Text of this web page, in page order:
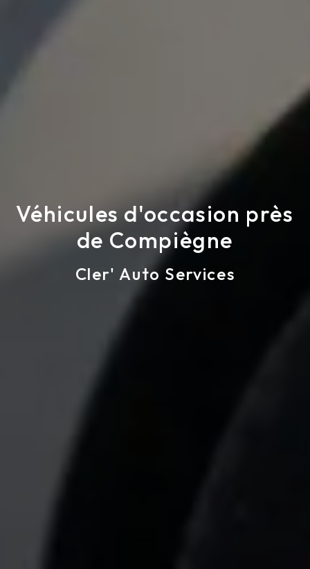
Véhicules d'occasion près
de Compiègne
Cler' Auto Services